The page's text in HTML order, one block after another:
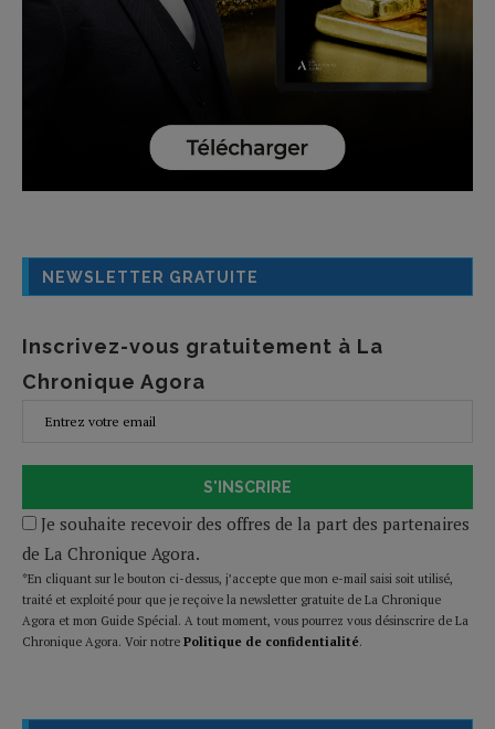
NEWSLETTER GRATUITE
Inscrivez-vous gratuitement à La
Chronique Agora
S'INSCRIRE
Je souhaite recevoir des offres de la part des partenaires
de La Chronique Agora.
*En cliquant sur le bouton ci-dessus, j’accepte que mon e-mail saisi soit utilisé,
traité et exploité pour que je reçoive la newsletter gratuite de La Chronique
Agora et mon Guide Spécial. A tout moment, vous pourrez vous désinscrire de La
Chronique Agora. Voir notre Politique de confidentialité.